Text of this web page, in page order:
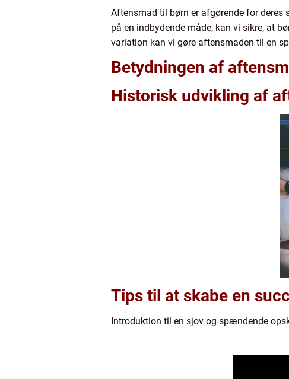
Aftensmad til børn er afgørende for
på en indbydende måde, kan vi sikre, at
variation kan vi gøre aftensmaden til en
Betydningen af
Historisk udvikling af
Tips til at skabe en
Introduktion til en sjov og spændende